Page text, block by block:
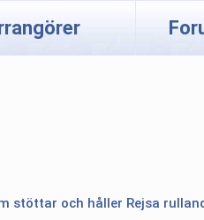
stöttar och håller Rejsa